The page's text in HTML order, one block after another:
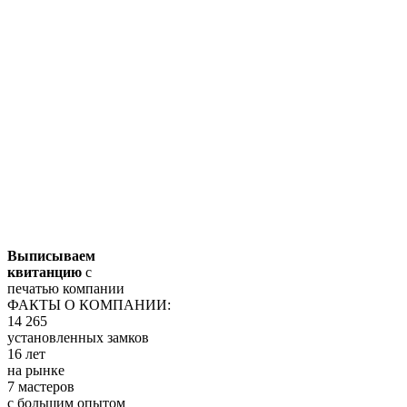
Выписываем
квитанцию с
печатью компании
ФАКТЫ О КОМПАНИИ:
14 265
установленных замков
16 лет
на рынке
7 мастеров
с большим опытом